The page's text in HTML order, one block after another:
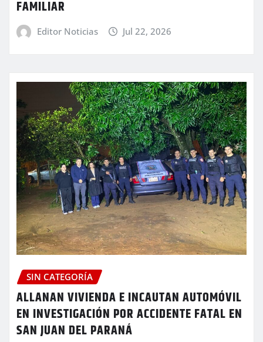
FAMILIAR
Editor Noticias Jul 22, 2026
SIN CATEGORÍA
ALLANAN VIVIENDA E INCAUTAN AUTOMÓVIL
EN INVESTIGACIÓN POR ACCIDENTE FATAL EN
SAN JUAN DEL PARANÁ